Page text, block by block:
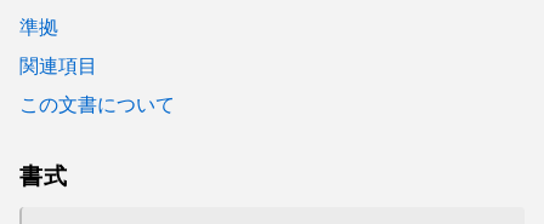
準拠
関連項目
この文書について
書式